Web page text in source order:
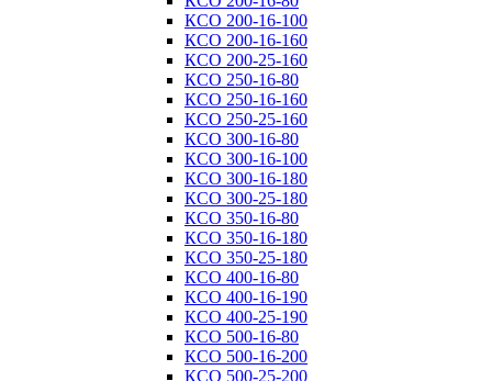
КСО 200-16-100
КСО 200-16-160
КСО 200-25-160
КСО 250-16-80
КСО 250-16-160
КСО 250-25-160
КСО 300-16-80
КСО 300-16-100
КСО 300-16-180
КСО 300-25-180
КСО 350-16-80
КСО 350-16-180
КСО 350-25-180
КСО 400-16-80
КСО 400-16-190
КСО 400-25-190
КСО 500-16-80
КСО 500-16-200
КСО 500-25-200